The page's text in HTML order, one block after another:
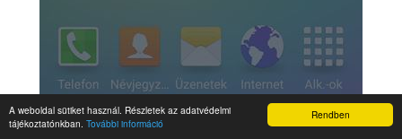
Rendben
A weboldal sütiket használ. Részletek az adatvédelmi
tájékoztatónkban. További információ